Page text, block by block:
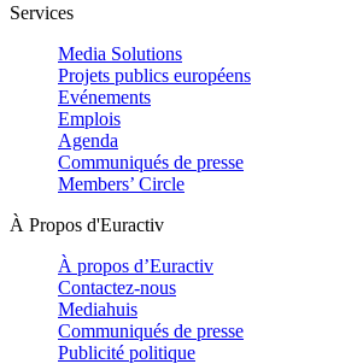
Services
Media Solutions
Projets publics européens
Evénements
Emplois
Agenda
Communiqués de presse
Members’ Circle
À Propos d'Euractiv
À propos d’Euractiv
Contactez-nous
Mediahuis
Communiqués de presse
Publicité politique